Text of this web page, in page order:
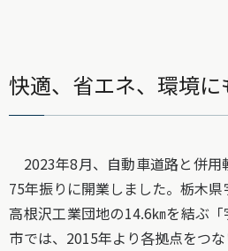
快適、省エネ、環境
2023年8月、自動車道路と併用
75年振りに開業しました。栃木
高根沢工業団地の14.6㎞を結ぶ
市では、2015年より各拠点をつ